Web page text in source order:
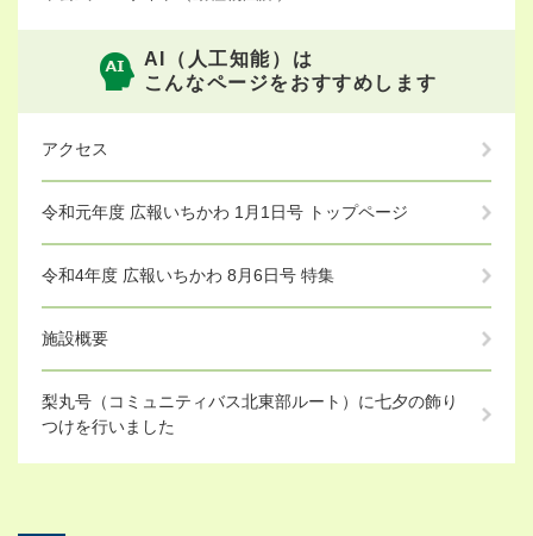
AI（人工知能）は
こんなページをおすすめします
アクセス
令和元年度 広報いちかわ 1月1日号 トップページ
令和4年度 広報いちかわ 8月6日号 特集
施設概要
梨丸号（コミュニティバス北東部ルート）に七夕の飾り
つけを行いました